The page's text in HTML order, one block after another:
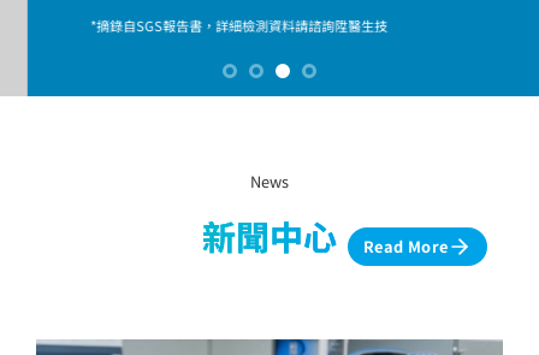
請諮詢陞醫生技
News
新聞中心 Read More